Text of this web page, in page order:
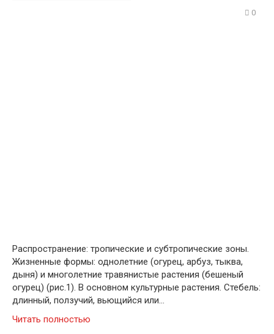
0
Распространение: тропические и субтропические зоны.
Жизненные формы: однолетние (огурец, арбуз, тыква,
дыня) и многолетние травянистые растения (бешеный
огурец) (рис.1). В основном культурные растения. Стебель:
длинный, ползучий, вьющийся или…
Читать полностью